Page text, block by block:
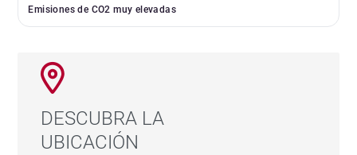
Emisiones de CO2 muy elevadas
DESCUBRA LA
UBICACIÓN